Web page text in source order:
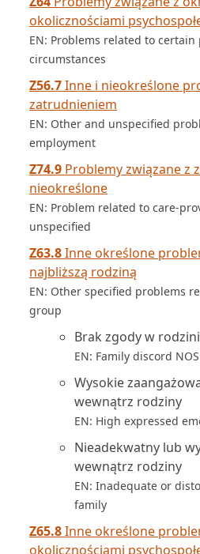
okolicznościami
EN: Problems related to certain
circumstances
Z56.7Inne i nieokreślone
zatrudnieniem
EN: Other and unspecified
employment
Z74.9 Problemy związane z
nieokreślone
EN: Problem related to care-
unspecified
Z63.8Inne określone
najbliższą rodziną
EN: Other specified problems
group
Brak zgody w
EN: Family discord NOS
Wysokie
wewnątrz rodziny
EN: High expressed
Nieadekwatny lub
wewnątrz rodziny
EN: Inadequate or
family
Z65.8Inne określone
okolicznościami